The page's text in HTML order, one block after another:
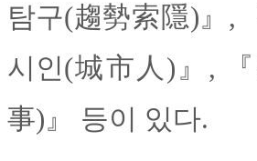
탐구(趨勢索隱)』,
시인(城市人)』,
事)』 등이 있다.